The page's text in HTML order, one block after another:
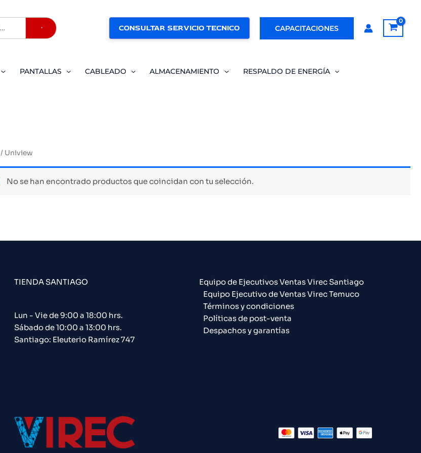
Buscar CONSULTAR SERVICIO TECNICO CAPACITACIONES
PANTALLAS CABLEADO ALMACENAMIENTO RESPALDO DE ENERGÍA
/ Uniview
No se han encontrado productos que coincidan con tu selección.
TIENDA SANTIAGO
Lun - Vie de 9:00 a 18:00 hrs.
Sábado de 10:00 a 13:00 hrs.
Santiago: Eleuterio Ramírez 747​
Equipo de Ejecutivos Ventas Virec Santiago
Equipo Ejecutivo de Ventas Virec Temuco
Términos y condiciones
Políticas de post-venta
Despachos y garantías